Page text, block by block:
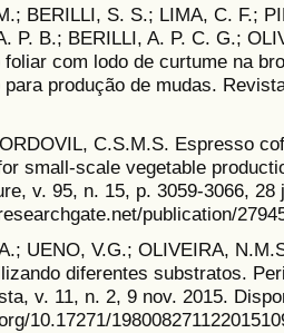
BERILLI, S. S.; LIMA, C. F.;
P. B.; BERILLI, A. P. C. G.;
foliar com lodo de curtume na
produção de mudas.
C.S.M.S. Espresso
small-scale vegetable
v. 95, n. 15, p. 3059-3066,
publication/
UENO, V.G.; OLIVEIRA,
diferentes substratos.
v. 11, n. 2, 9 nov. 2015.
10.17271/